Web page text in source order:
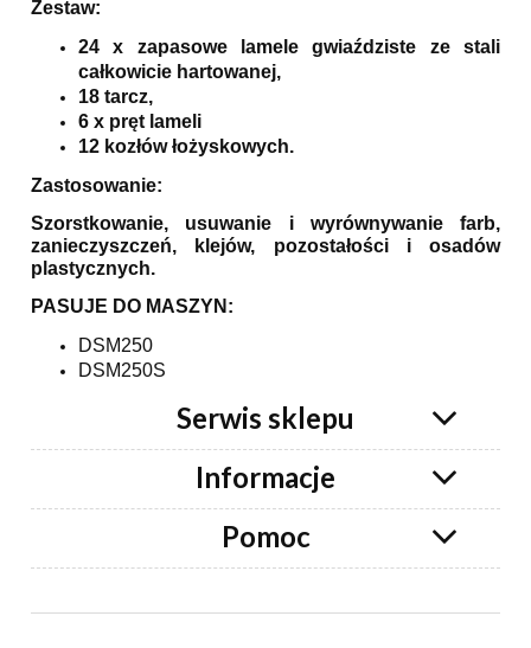
Zestaw:
24 x zapasowe lamele gwiaździste ze stali
całkowicie hartowanej,
18 tarcz,
6 x pręt lameli
12 kozłów łożyskowych.
Zastosowanie:
Szorstkowanie, usuwanie i wyrównywanie farb,
zanieczyszczeń, klejów, pozostałości i osadów
plastycznych.
PASUJE DO MASZYN:
DSM250
DSM250S
Serwis sklepu
Informacje
Pomoc